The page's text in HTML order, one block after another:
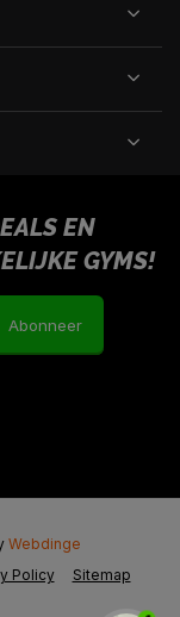
EN
GYMS!
Abonneer
Policy Sitemap
Webdinge